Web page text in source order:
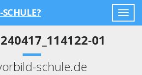
01
schule.de